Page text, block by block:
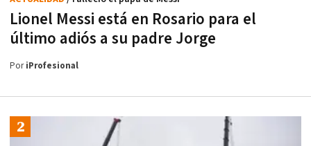
Lionel Messi está en Rosario para el
último adiós a su padre Jorge
PoriProfesional